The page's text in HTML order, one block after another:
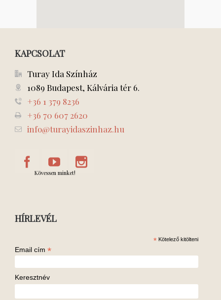
KAPCSOLAT
Turay Ida Színház
1089 Budapest, Kálvária tér 6.
+36 1 379 8236
+36 70 607 2620
info@turayidaszinhaz.hu
Kövessen minket!
HÍRLEVÉL
* Kötelező kitölteni
Email cím *
Keresztnév